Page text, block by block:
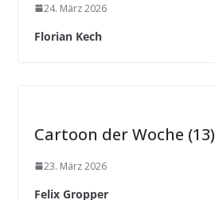
24. März 2026
Florian Kech
Cartoon der Woche (13)
23. März 2026
Felix Gropper